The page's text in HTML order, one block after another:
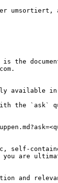
the
in
the
self-
are
and